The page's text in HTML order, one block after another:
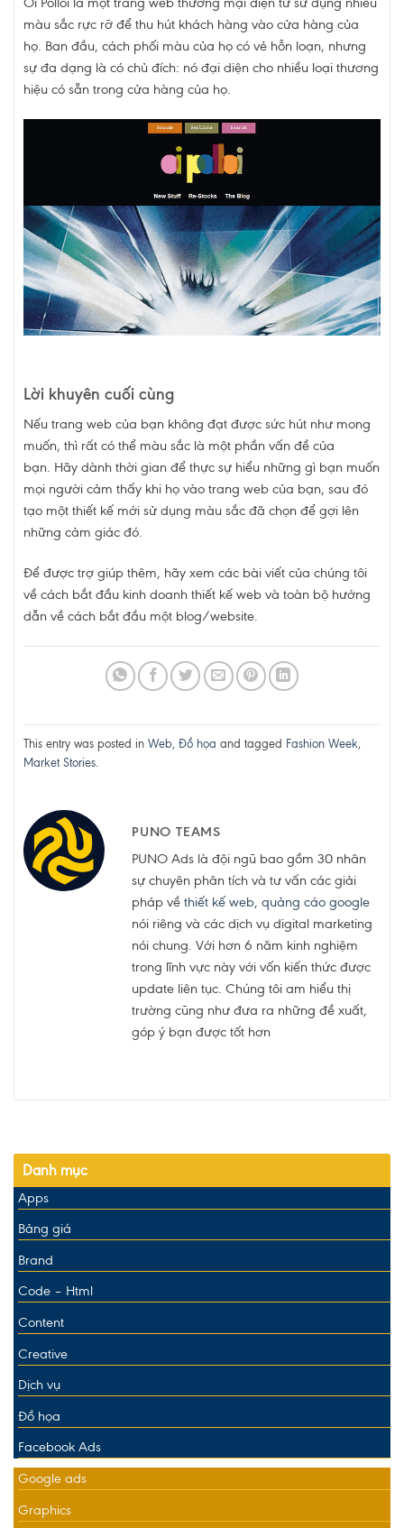
màu sắc rực rỡ để thu hút khách hàng vào cửa hàng của
họ. Ban đầu, cách phối màu của họ có vẻ hỗn loạn, nhưng
sự đa dạng là có chủ đích: nó đại diện cho nhiều loại thương
hiệu có sẵn trong cửa hàng của họ.
Lời khuyên cuối cùng
Nếu trang web của bạn không đạt được sức hút như mong
muốn, thì rất có thể màu sắc là một phần vấn đề của
bạn. Hãy dành thời gian để thực sự hiểu những gì bạn muốn
mọi người cảm thấy khi họ vào trang web của bạn, sau đó
tạo một thiết kế mới sử dụng màu sắc đã chọn để gợi lên
những cảm giác đó.
Để được trợ giúp thêm, hãy xem các bài viết của chúng tôi
về cách bắt đầu kinh doanh thiết kế web và toàn bộ hướng
dẫn về cách bắt đầu một blog/website.
This entry was posted in Web, Đồ họa and tagged Fashion Week,
Market Stories
PUNO TEAMS
PUNO Ads là đội ngũ bao gồm 30 nhân
sự chuyên phân tích và tư vấn các giải
pháp về thiết kế web, quảng cáo google
nói riêng và các dịch vụ digital marketing
nói chung. Với hơn 6 năm kinh nghiệm
trong lĩnh vực này với vốn kiến thức được
update liên tục. Chúng tôi am hiểu thị
trường cũng như đưa ra những đề xuất,
góp ý bạn được tốt hơn
Danh mục
Apps
Bảng giá
Brand
Code – Html
Content
Creative
Dịch vụ
Đồ họa
Facebook Ads
Google ads
Graphics